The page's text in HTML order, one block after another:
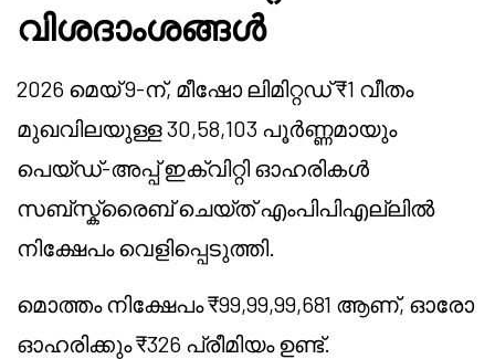
വിശദാംശങ്ങൾ
2026 മെയ് 9-ന്, മീഷോലിമിറ്റഡ് ₹1 വീതം
മുഖവിലയുള്ള 30,58,103 പൂർണ്ണമായും
പെയ്ഡ്-അപ്പ് ഇക്വിറ്റി ഓഹരികൾ
സബ്സ്ക്രൈബ് ചെയ്ത് എംപിപിഎല്ലിൽ
നിക്ഷേപം വെളിപ്പെടുത്തി.
മൊത്തം നിക്ഷേപം ₹99,99,99,681 ആണ്, ഓരോ
ഓഹരിക്കും ₹326 പ്രീമിയം ഉണ്ട്.